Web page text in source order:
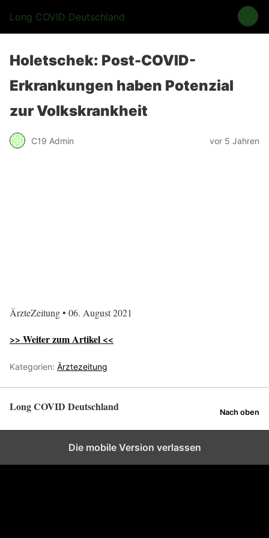
Long COVID Deutschland
Holetschek: Post-COVID-
Erkrankungen haben Potenzial
zur Volkskrankheit
C19 Admin vor 5 Jahren
ÄrzteZeitung • 06. August 2021
>> Weiter zum Artikel <<
Kategorien: Ärztezeitung
Long COVID Deutschland Nach oben
Die mobile Version verlassen